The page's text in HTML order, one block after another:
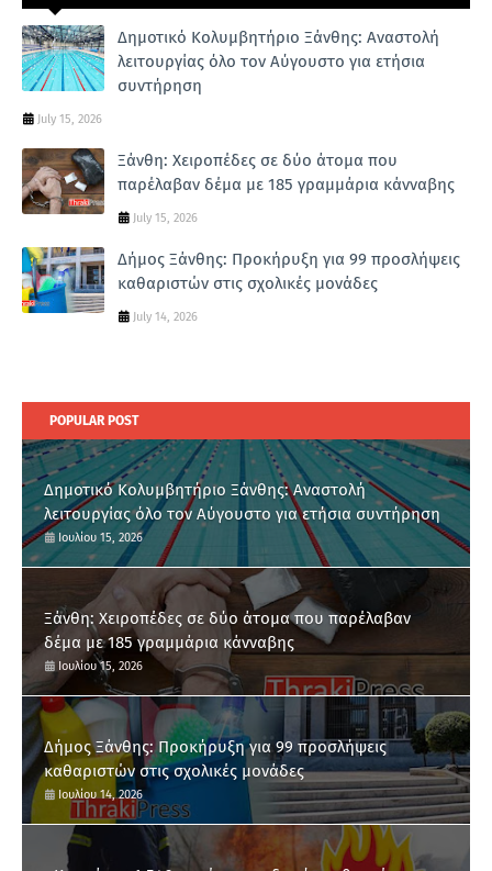
Δημοτικό Κολυμβητήριο Ξάνθης: Αναστολή
λειτουργίας όλο τον Αύγουστο για ετήσια
συντήρηση
July 15, 2026
Ξάνθη: Χειροπέδες σε δύο άτομα που
παρέλαβαν δέμα με 185 γραμμάρια κάνναβης
July 15, 2026
Δήμος Ξάνθης: Προκήρυξη για 99 προσλήψεις
καθαριστών στις σχολικές μονάδες
July 14, 2026
POPULAR POST
Δημοτικό Κολυμβητήριο Ξάνθης: Αναστολή
λειτουργίας όλο τον Αύγουστο για ετήσια συντήρηση
Ιουλίου 15, 2026
Ξάνθη: Χειροπέδες σε δύο άτομα που παρέλαβαν
δέμα με 185 γραμμάρια κάνναβης
Ιουλίου 15, 2026
Δήμος Ξάνθης: Προκήρυξη για 99 προσλήψεις
καθαριστών στις σχολικές μονάδες
Ιουλίου 14, 2026